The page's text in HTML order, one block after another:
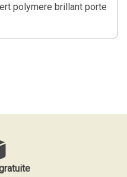
polymere brillant porte